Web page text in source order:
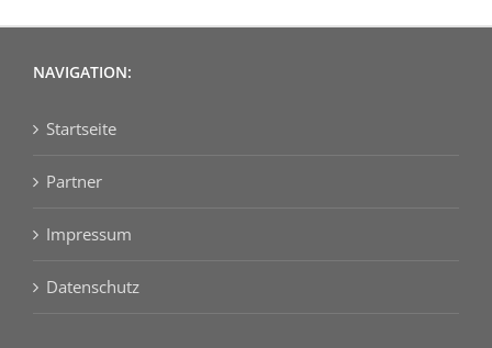
NAVIGATION:
Startseite
Partner
Impressum
Datenschutz